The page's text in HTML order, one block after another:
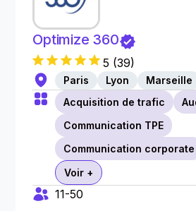
Optimize 360
5 (39)
Paris Lyon
Marseille
Acquisition de trafic
Communication TPE
Communication corporate
Voir +
11-50